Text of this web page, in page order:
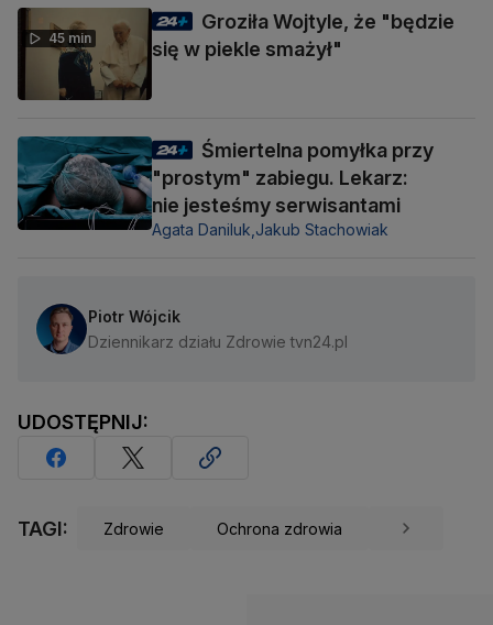
45 min
Groziła Wojtyle, że "będzie
się w piekle smażył"
Śmiertelna pomyłka przy
"prostym" zabiegu. Lekarz:
nie jesteśmy serwisantami
Agata Daniluk,Jakub Stachowiak
Piotr Wójcik
Dziennikarz działu Zdrowie tvn24.pl
UDOSTĘPNIJ:
TAGI: Zdrowie Ochrona zdrowia